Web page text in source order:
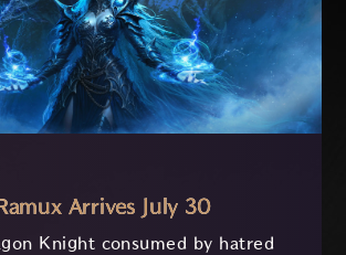
Arrives July 30
Knight consumed by hatred